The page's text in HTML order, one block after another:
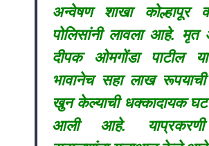
अन्वेषण शाखा कोल्हापूर
पोलिसांनी लावला आहे. मृत
दीपक ओमगोंडा पाटील
भावानेच सहा लाख
खुन केल्याची धक्कादायक
आली आहे. याप्रकरणी